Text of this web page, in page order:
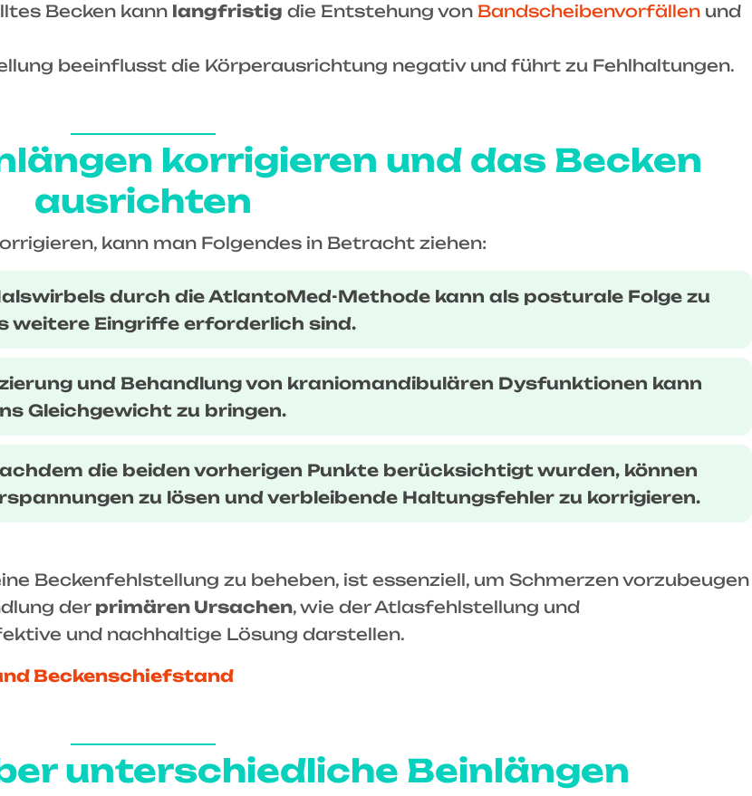
Becken kann langfristig die Entstehung von Bandscheibenvorfällen und
beeinflusst die Körperausrichtung negativ und führt zu Fehlhaltungen.
korrigieren und das Becken
ausrichten
kann man Folgendes in Betracht ziehen:
durch die AtlantoMed-Methode kann als posturale Folge zu
weitere Eingriffe erforderlich sind.
und Behandlung von kraniomandibulären Dysfunktionen kann
Gleichgewicht zu bringen.
die beiden vorherigen Punkte berücksichtigt wurden, können
zu lösen und verbleibende Haltungsfehler zu korrigieren.
Beckenfehlstellung zu beheben, ist essenziell, um Schmerzen vorzubeugen
der primären Ursachen, wie der Atlasfehlstellung und
und nachhaltige Lösung darstellen.
Beckenschiefstand
unterschiedliche Beinlängen